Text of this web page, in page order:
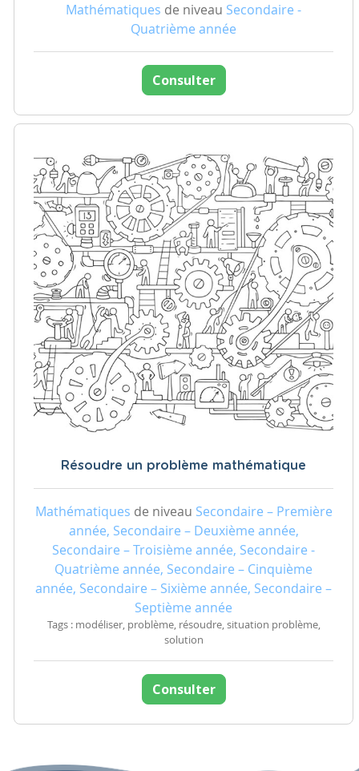
Mathématiques de niveau Secondaire -
Quatrième année
Consulter
Résoudre un problème mathématique
Mathématiques de niveau Secondaire – Première
année, Secondaire – Deuxième année,
Secondaire – Troisième année, Secondaire -
Quatrième année, Secondaire – Cinquième
année, Secondaire – Sixième année, Secondaire –
Septième année
Tags : modéliser, problème, résoudre, situation problème,
solution
Consulter